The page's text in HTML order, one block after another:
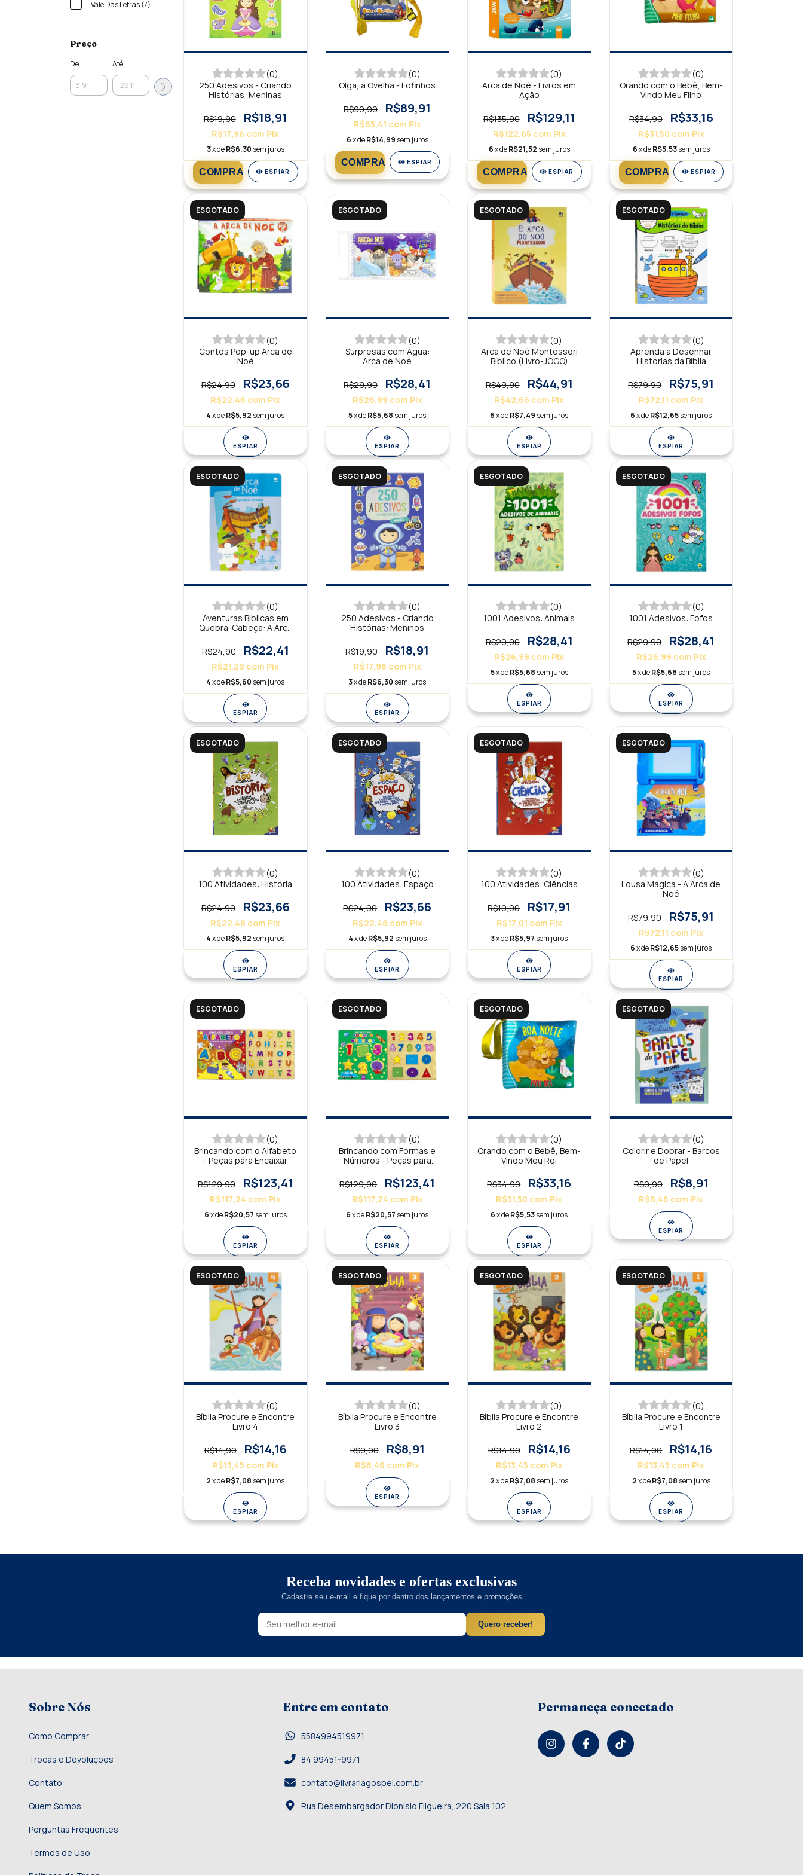
Vale Das Letras (7)
Preço
De Até
(0)
250 Adesivos - Criando
Histórias: Meninas
R$19,90 R$18,91
R$17,96 com Pix
3x deR$6,30 sem juros
ESPIAR
(0)
Olga, a Ovelha - Fofinhos
R$99,90 R$89,91
R$85,41 com Pix
6x deR$14,99 sem juros
ESPIAR
(0)
Arca de Noé - Livros em
Ação
R$135,90 R$129,11
R$122,65 com Pix
6x deR$21,52 sem juros
ESPIAR
(0)
Orando com o Bebê, Bem-
Vindo Meu Filho
R$34,90 R$33,16
R$31,50 com Pix
6x deR$5,53sem juros
ESPIAR
ESGOTADO
(0)
Contos Pop-up Arca de
Noé
R$24,90 R$23,66
R$22,48 com Pix
4x deR$5,92 sem juros
ESPIAR
ESGOTADO
(0)
Surpresas com Água:
Arca de Noé
R$29,90 R$28,41
R$26,99 com Pix
5x deR$5,68 sem juros
ESPIAR
ESGOTADO
(0)
Arca de Noé Montessori
Bíblico (Livro-JOGO)
R$49,90 R$44,91
R$42,66 com Pix
6x deR$7,49 sem juros
ESPIAR
ESGOTADO
(0)
Aprenda a Desenhar
Histórias da Bíblia
R$79,90 R$75,91
R$72,11 com Pix
6x deR$12,65sem juros
ESPIAR
ESGOTADO
(0)
Aventuras Bíblicas em
Quebra-Cabeça: A Arca
R$24,90
R$22,41
R$21,29 com Pix
4x deR$5,60 sem juros
ESPIAR
ESGOTADO
(0)
250 Adesivos - Criando
Histórias: Meninos
R$19,90 R$18,91
R$17,96 com Pix
3x deR$6,30 sem juros
ESPIAR
ESGOTADO
(0)
1001 Adesivos: Animais
R$29,90 R$28,41
R$26,99 com Pix
5x deR$5,68 sem juros
ESPIAR
ESGOTADO
(0)
1001 Adesivos: Fofos
R$29,90 R$28,41
R$26,99 com Pix
5x deR$5,68 sem juros
ESPIAR
ESGOTADO
(0)
100 Atividades: História
R$24,90 R$23,66
R$22,48 com Pix
4x deR$5,92 sem juros
ESPIAR
ESGOTADO
(0)
100 Atividades: Espaço
R$24,90 R$23,66
R$22,48 com Pix
4x deR$5,92 sem juros
ESPIAR
ESGOTADO
(0)
100 Atividades: Ciências
R$19,90 R$17,91
R$17,01 com Pix
3x deR$5,97 sem juros
ESPIAR
ESGOTADO
(0)
Lousa Mágica - A Arca de
Noé
R$79,90 R$75,91
R$72,11 com Pix
6x deR$12,65sem juros
ESPIAR
ESGOTADO
(0)
Brincando com o Alfabeto
- Peças para Encaixar
R$129,90 R$123,41
R$117,24 com Pix
6x deR$20,57 sem juros
ESPIAR
ESGOTADO
(0)
Brincando com Formas e
Números - Peças para
R$129,90
R$123,41
R$117,24 com Pix
6x deR$20,57 sem juros
ESPIAR
ESGOTADO
(0)
Orando com o Bebê, Bem-
Vindo Meu Rei
R$34,90 R$33,16
R$31,50 com Pix
6x deR$5,53sem juros
ESPIAR
ESGOTADO
(0)
Colorir e Dobrar - Barcos
de Papel
R$9,90 R$8,91
R$8,46 com Pix
ESPIAR
ESGOTADO
(0)
Bíblia Procure e Encontre
Livro 4
R$14,90 R$14,16
R$13,45 com Pix
2x deR$7,08 sem juros
ESPIAR
ESGOTADO
(0)
Bíblia Procure e Encontre
Livro 3
R$9,90 R$8,91
R$8,46 com Pix
ESPIAR
ESGOTADO
(0)
Bíblia Procure e Encontre
Livro 2
R$14,90 R$14,16
R$13,45 com Pix
2x deR$7,08 sem juros
ESPIAR
ESGOTADO
(0)
Bíblia Procure e Encontre
Livro 1
R$14,90 R$14,16
R$13,45 com Pix
2x deR$7,08 sem juros
ESPIAR
Receba novidades e ofertas exclusivas
Cadastre seu e-mail e fique por dentro dos lançamentos e promoções
Quero receber!
Sobre Nós
Como Comprar
Trocas e Devoluções
Contato
Quem Somos
Perguntas Frequentes
Termos de Uso
Entre em contato
5584994519971
84 99451-9971
contato@livrariagospel.com.br
Rua Desembargador Dionísio Filgueira, 220 Sala 102
Permaneça conectado